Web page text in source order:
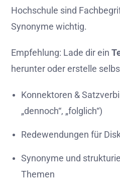
Hochschule sind
Synonyme wichtig.
Empfehlung: Lade dir ein
herunter oder erstelle
Konnektoren &
„dennoch“, „folglich“)
Redewendungen für
Synonyme und
Themen